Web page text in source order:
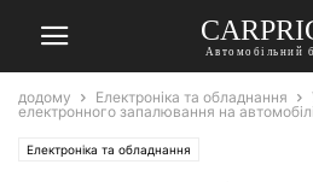
Автомобільний
додому Електроніка та обладнання
електронного запалювання на
Електроніка та обладнання